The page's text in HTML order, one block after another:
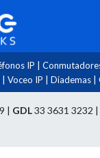
IP
Voceo IP Diademas
| GDL33 3631 3232 |